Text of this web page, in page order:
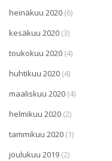
heinäkuu 2020 (6)
kesäkuu 2020 (3)
toukokuu 2020 (4)
huhtikuu 2020 (4)
maaliskuu 2020 (4)
helmikuu 2020 (2)
tammikuu 2020 (1)
joulukuu 2019 (2)